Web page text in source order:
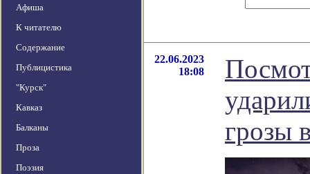
Афиша
К читателю
Содержание
Публицистика
"Курск"
Кавказ
Балканы
Проза
Поэзия
22.06.2023
18:08
грозы